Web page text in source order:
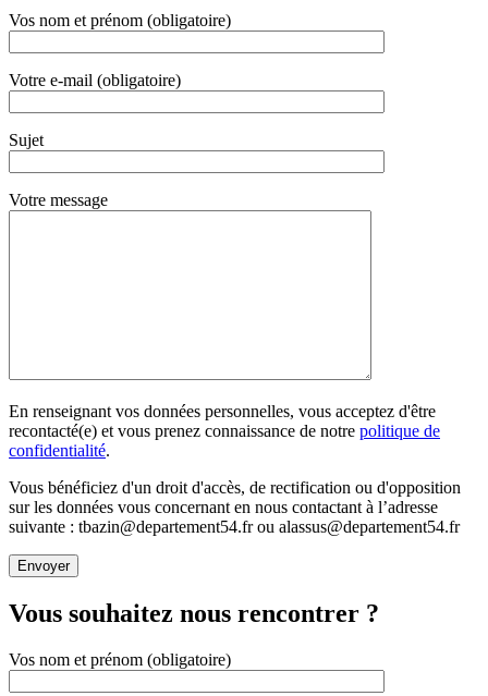
Vos nom et prénom (obligatoire)
Votre e-mail (obligatoire)
Sujet
Votre message
En renseignant vos données personnelles, vous acceptez d'être
recontacté(e) et vous prenez connaissance de notre politique de
confidentialité.
Vous bénéficiez d'un droit d'accès, de rectification ou d'opposition
sur les données vous concernant en nous contactant à l’adresse
suivante : tbazin@departement54.fr ou alassus@departement54.fr
Vous souhaitez nous rencontrer ?
Vos nom et prénom (obligatoire)